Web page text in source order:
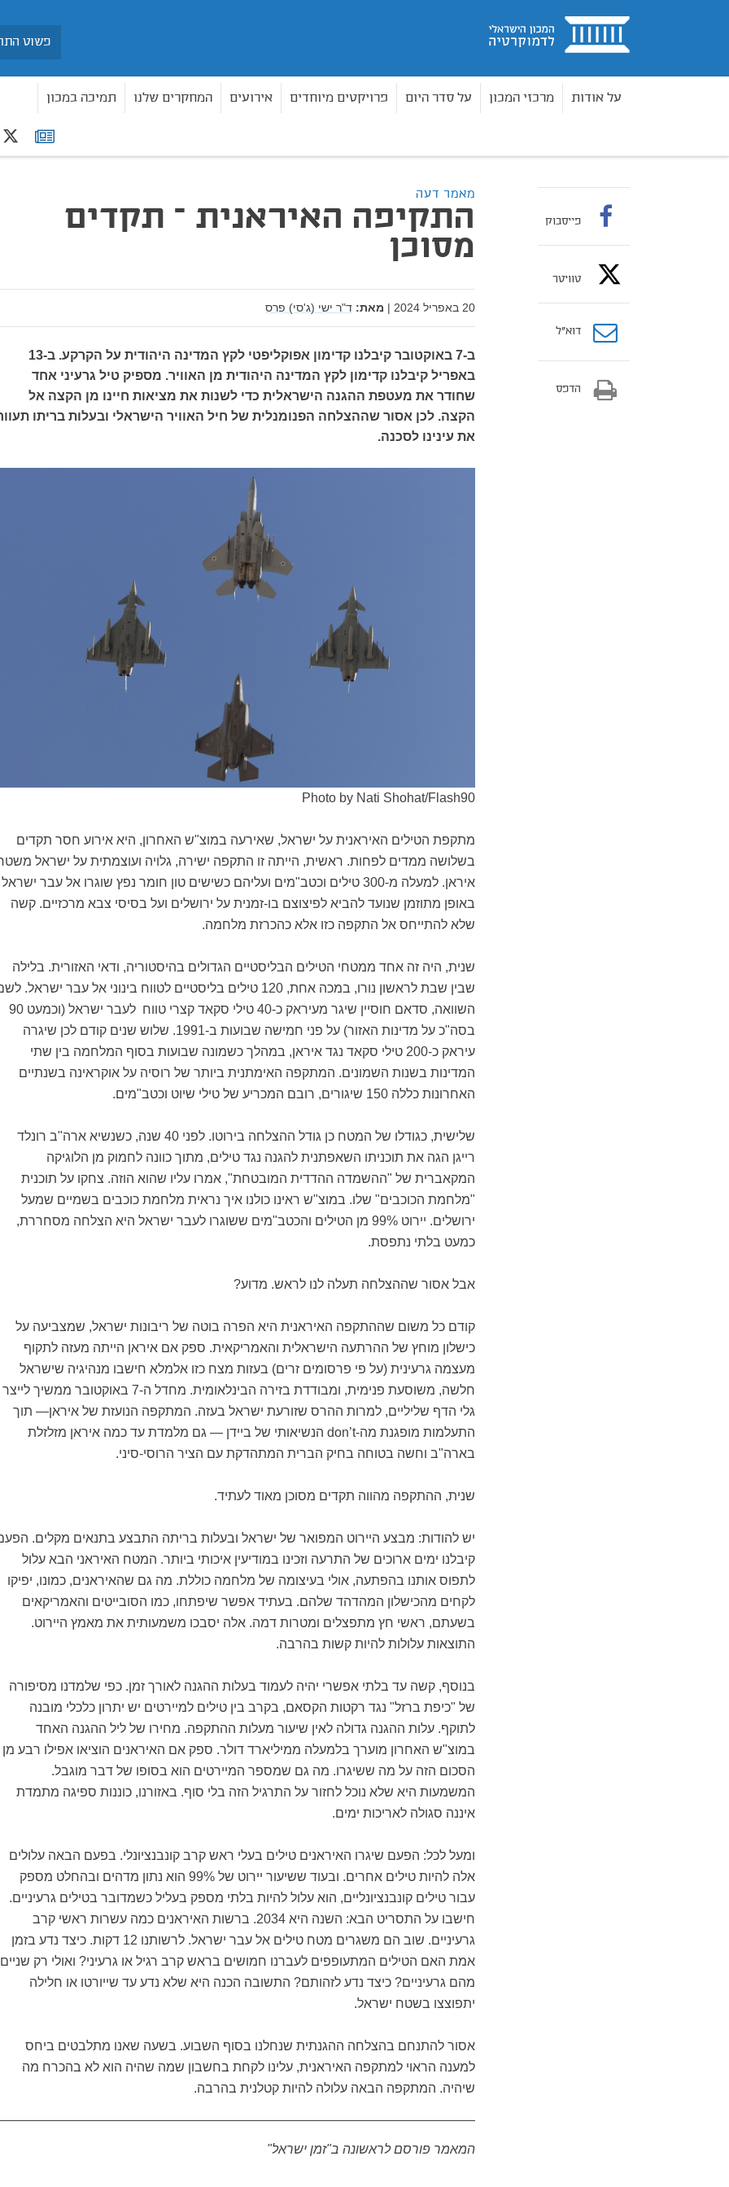
בית
על אודות מרכזי המכון על סדר היום פרויקטים מיוחדים אירועים המחקרים שלנו תמיכה במכון
תפוצה
מאמר דעה
התקיפה האיראנית – תקדים
מסוכן
20 באפריל 2024 | מאת: ד"ר ישי (ג'סי) פרס
ב-7 באוקטובר קיבלנו קדימון אפוקליפטי לקץ המדינה היהודית על הקרקע. ב-13
באפריל קיבלנו קדימון לקץ המדינה היהודית מן האוויר. מספיק טיל גרעיני אחד
שחודר את מעטפת ההגנה הישראלית כדי לשנות את מציאות חיינו מן הקצה אל
הקצה. לכן אסור שההצלחה הפנומנלית של חיל האוויר הישראלי ובעלות בריתו
את עינינו לסכנה.
Photo by Nati Shohat/Flash90
מתקפת הטילים האיראנית על ישראל, שאירעה במוצ"ש האחרון, היא אירוע חסר תקדים
בשלושה ממדים לפחות. ראשית, הייתה זו התקפה ישירה, גלויה ועוצמתית על ישראל
איראן. למעלה מ-300 טילים וכטב"מים ועליהם כשישים טון חומר נפץ שוגרו אל עבר ישראל
באופן מתוזמן שנועד להביא לפיצוצם בו-זמנית על ירושלים ועל בסיסי צבא מרכזיים. קשה
שלא להתייחס אל התקפה כזו אלא כהכרזת מלחמה.
שנית, היה זה אחד ממטחי הטילים הבליסטיים הגדולים בהיסטוריה, ודאי האזורית. בלילה
שבין שבת לראשון נורו, במכה אחת, 120 טילים בליסטיים לטווח בינוני אל עבר ישראל.
השוואה, סדאם חוסיין שיגר מעיראק כ-40 טילי סקאד קצרי טווח לעבר ישראל (וכמעט 90
בסה"כ על מדינות האזור) על פני חמישה שבועות ב-1991. שלוש שנים קודם לכן שיגרה
עיראק כ-200 טילי סקאד נגד איראן, במהלך כשמונה שבועות בסוף המלחמה בין שתי
המדינות בשנות השמונים. המתקפה האימתנית ביותר של רוסיה על אוקראינה בשנתיים
האחרונות כללה 150 שיגורים, רובם המכריע של טילי שיוט וכטב"מים.
שלישית, כגודלו של המטח כן גודל ההצלחה בירוטו. לפני 40 שנה, כשנשיא ארה"ב רונלד
רייגן הגה את תוכניתו השאפתנית להגנה נגד טילים, מתוך כוונה לחמוק מן הלוגיקה
המקאברית של "ההשמדה ההדדית המובטחת", אמרו עליו שהוא הוזה. צחקו על תוכנית
"מלחמת הכוכבים" שלו. במוצ"ש ראינו כולנו איך נראית מלחמת כוכבים בשמיים שמעל
ירושלים. יירוט 99% מן הטילים והכטב"מים ששוגרו לעבר ישראל היא הצלחה מסחררת,
כמעט בלתי נתפסת.
אבל אסור שההצלחה תעלה לנו לראש. מדוע?
קודם כל משום שההתקפה האיראנית היא הפרה בוטה של ריבונות ישראל, שמצביעה על
כישלון מוחץ של ההרתעה הישראלית והאמריקאית. ספק אם איראן הייתה מעזה לתקוף
מעצמה גרעינית (על פי פרסומים זרים) בעזות מצח כזו אלמלא חישבו מנהיגיה שישראל
חלשה, משוסעת פנימית,
ומבודדת בזירה הבינלאומית. מחדל ה-7 באוקטובר ממשיך לייצר
גלי הדף שליליים, למרות ההרס שזורעת ישראל בעזה. המתקפה הנועזת של איראן— תוך
התעלמות מופגנת מה-don’t הנשיאותי של ביידן — גם מלמדת עד כמה איראן מזלזלת
בארה"ב וחשה בטוחה בחיק הברית המתהדקת עם הציר הרוסי-סיני.
שנית, ההתקפה מהווה תקדים מסוכן מאוד לעתיד.
יש להודות: מבצע היירוט המפואר של ישראל ובעלות בריתה התבצע בתנאים מקלים.
קיבלנו ימים ארוכים של התרעה וזכינו במודיעין איכותי ביותר. המטח האיראני הבא עלול
לתפוס אותנו בהפתעה, אולי בעיצומה של מלחמה כוללת. מה גם שהאיראנים, כמונו, יפיקו
לקחים מהכישלון המהדהד שלהם. בעתיד אפשר שיפתחו, כמו הסובייטים והאמריקאים
בשעתם, ראשי חץ מתפצלים ומטרות דמה. אלה יסבכו משמעותית את מאמץ היירוט.
התוצאות עלולות להיות קשות בהרבה.
בנוסף, קשה עד בלתי אפשרי יהיה לעמוד בעלות ההגנה לאורך זמן. כפי שלמדנו מסיפורה
של "כיפת ברזל" נגד רקטות הקסאם, בקרב בין טילים למיירטים יש יתרון כלכלי מובנה
לתוקף. עלות ההגנה גדולה לאין שיעור מעלות ההתקפה. מחירו של ליל ההגנה האחד
במוצ"ש האחרון מוערך בלמעלה ממיליארד דולר. ספק אם האיראנים הוציאו אפילו רבע מן
הסכום הזה על מה ששיגרו. מה גם שמספר המיירטים הוא בסופו של דבר מוגבל.
המשמעות היא שלא נוכל לחזור על התרגיל הזה בלי סוף. באזורנו, כוננות ספיגה מתמדת
איננה סגולה לאריכות ימים.
ומעל לכל: הפעם שיגרו האיראנים טילים בעלי ראש קרב קונבנציונלי. בפעם הבאה עלולים
אלה להיות טילים אחרים. ובעוד ששיעור יירוט של 99% הוא נתון מדהים ובהחלט מספק
עבור טילים קונבנציונליים, הוא עלול להיות בלתי מספק בעליל כשמדובר בטילים גרעיניים.
חישבו על התסריט הבא: השנה היא 2034. ברשות האיראנים כמה עשרות ראשי קרב
גרעיניים. שוב הם משגרים מטח טילים אל עבר ישראל. לרשותנו 12 דקות. כיצד נדע בזמן
אמת האם הטילים המתעופפים לעברנו חמושים בראש קרב רגיל או גרעיני? ואולי רק שניים
מהם גרעיניים? כיצד נדע לזהותם? התשובה הכנה היא שלא נדע עד שייורטו או חלילה
יתפוצצו בשטח ישראל.
אסור להתנחם בהצלחה ההגנתית שנחלנו בסוף השבוע. בשעה שאנו מתלבטים ביחס
למענה הראוי למתקפה האיראנית, עלינו לקחת בחשבון שמה שהיה הוא לא בהכרח מה
שיהיה. המתקפה הבאה עלולה להיות קטלנית בהרבה.
המאמר פורסם לראשונה ב"זמן ישראל"
פייסבוק
טוויטר
דוא”ל
הדפס